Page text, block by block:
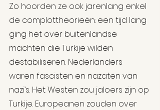
Zo hoorden ze ook jarenlang enkel
de complottheorieën: een tijd lang
ging het over buitenlandse
machten die Turkije wilden
destabiliseren. Nederlanders
waren fascisten en nazaten van
nazi’s. Het Westen zou jaloers zijn op
Turkije. Europeanen zouden over